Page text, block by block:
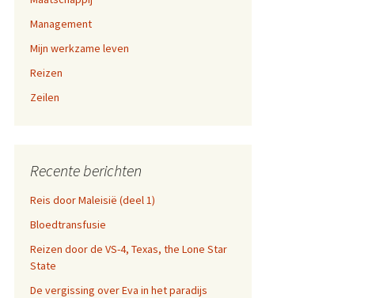
9,
5, 6,
Opa-dag
Mijn websites
Management
Mijn werkzame leven
Reizen
Zeilen
Recente berichten
Reis door Maleisië (deel 1)
Bloedtransfusie
Reizen door de VS-4, Texas, the Lone Star
State
De vergissing over Eva in het paradijs